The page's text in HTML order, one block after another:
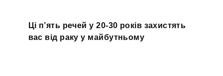
Ці п’ять речей у 20-30 років захистять
вас від раку у майбутньому